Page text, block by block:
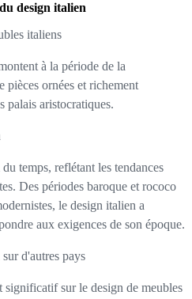
design italien
italiens
à la période de la
pièces ornées et richement
palais aristocratiques.
temps, reflétant les tendances
Des périodes baroque et rococo
le design italien a
aux exigences de son époque.
d'autres pays
sur le design de meubles